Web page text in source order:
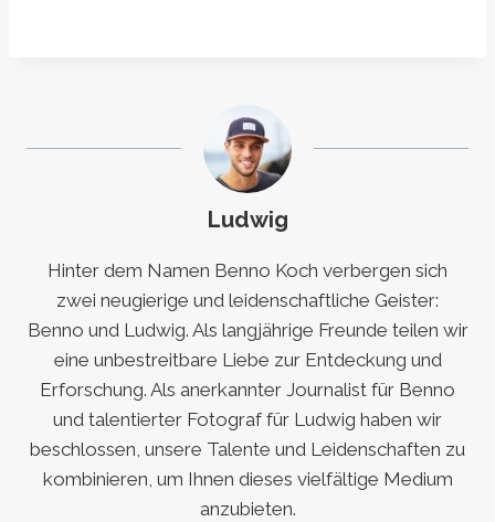
Ludwig
Hinter dem Namen Benno Koch verbergen sich
zwei neugierige und leidenschaftliche Geister:
Benno und Ludwig. Als langjährige Freunde teilen wir
eine unbestreitbare Liebe zur Entdeckung und
Erforschung. Als anerkannter Journalist für Benno
und talentierter Fotograf für Ludwig haben wir
beschlossen, unsere Talente und Leidenschaften zu
kombinieren, um Ihnen dieses vielfältige Medium
anzubieten.